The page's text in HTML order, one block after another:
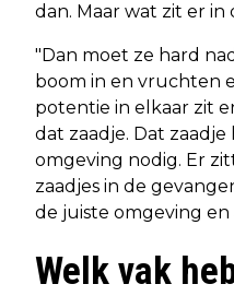
dan. Maar wat zit er in
"Dan moet ze hard
boom in en vruchten
potentie in elkaar zit
dat zaadje. Dat
omgeving nodig. Er
zaadjes in de
de juiste omgeving en
Welk vak